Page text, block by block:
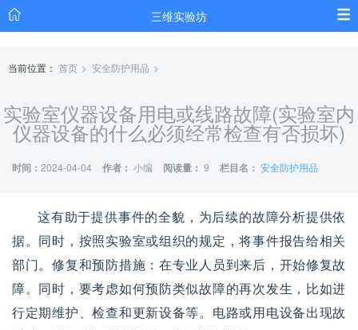
三维实验坊
当前位置： 首页 安全防护用品
实验室仪器设备用电或线路故障(实验室内
仪器设备的什么必须经常检查有否损坏)
时间： 2024-04-04 作者： 小编 阅读量： 9 栏目名： 安全防护用品
这有助于提供事件的全貌，为后续的故障分析提供依
据。同时，按照实验室或组织的规定，将事件报告给相关
部门。修复和预防措施：在专业人员到来后，开始修复故
障。同时，要考虑如何预防类似故障的再次发生，比如进
行定期维护、检查和更新设备等。电路或用电设备出现故